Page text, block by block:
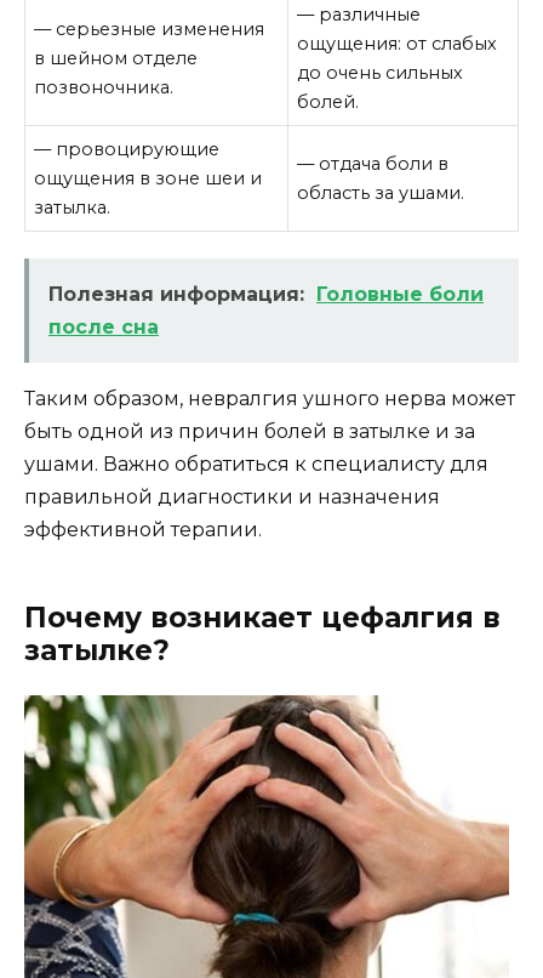
— серьезные изменения
в шейном отделе
позвоночника.
— различные
ощущения: от слабых
до очень сильных
болей.
— провоцирующие
ощущения в зоне шеи и
затылка.
— отдача боли в
область за ушами.
Полезная информация: Головные боли
после сна
Таким образом, невралгия ушного нерва может
быть одной из причин болей в затылке и за
ушами. Важно обратиться к специалисту для
правильной диагностики и назначения
эффективной терапии.
Почему возникает цефалгия в
затылке?